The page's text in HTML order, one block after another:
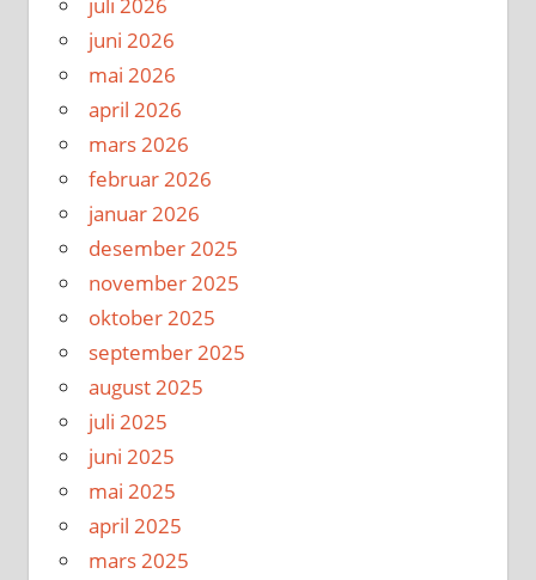
juli 2026
juni 2026
mai 2026
april 2026
mars 2026
februar 2026
januar 2026
desember 2025
november 2025
oktober 2025
september 2025
august 2025
juli 2025
juni 2025
mai 2025
april 2025
mars 2025